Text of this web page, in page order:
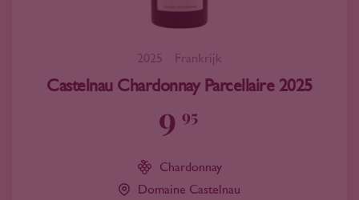
2025 Frankrijk
Castelnau Chardonnay Parcellaire 2025
9 95
Chardonnay
Domaine Castelnau